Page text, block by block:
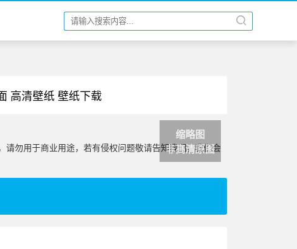
高清壁纸 壁纸下载
缩略图
非高清原图
勿用于商业用途，若有侵权问题敬请告知我们，我们会